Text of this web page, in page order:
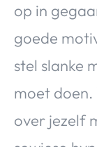
op in
goede
stel slanke
moet doen.
over jezelf